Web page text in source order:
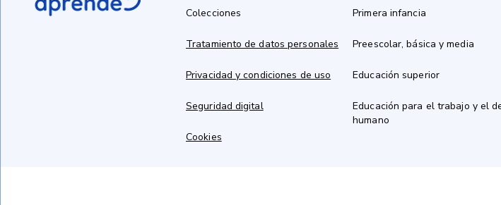
Colecciones
Tratamiento de datos personales
Privacidad y condiciones de uso
Seguridad digital
Cookies
Primera infancia
Preescolar, básica y media
Educación superior
Educación para el trabajo y el
humano